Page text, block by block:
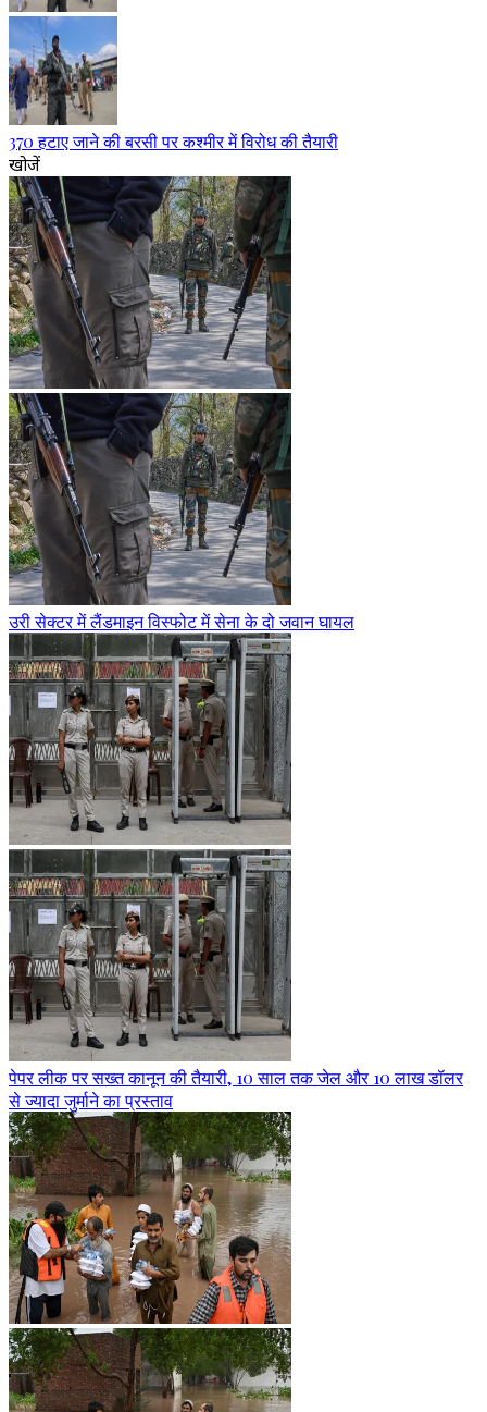
370 हटाए जाने की बरसी पर कश्मीर में विरोध की तैयारी
खोजें
उरी सेक्टर में लैंडमाइन विस्फोट में सेना के दो जवान घायल
पेपर लीक पर सख्त कानून की तैयारी, 10 साल तक जेल और 10 लाख डॉलर
से ज्यादा जुर्माने का प्रस्ताव